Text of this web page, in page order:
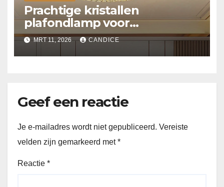
Prachtige kristallen
plafondlamp voor
slaapkamer
MRT 11, 2026 CANDICE
Geef een reactie
Je e-mailadres wordt niet gepubliceerd. Vereiste
velden zijn gemarkeerd met*
Reactie *